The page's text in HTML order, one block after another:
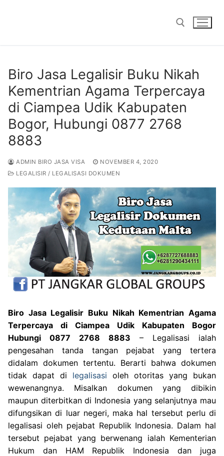
Biro Jasa Legalisir Buku Nikah
Kementrian Agama Terpercaya
di Ciampea Udik Kabupaten
Bogor, Hubungi 0877 2768
8883
ADMIN BIRO JASA VISA
NOVEMBER 4, 2020
LEGALISIR / LEGALISASI DOKUMEN
Biro Jasa Legalisir Buku Nikah Kementrian Agama
Terpercaya di Ciampea Udik Kabupaten Bogor
Hubungi 0877 2768 8883 – Legalisasi ialah
pengesahan tanda tangan pejabat yang tertera
didalam dokumen tertentu. Berarti bahwa dokumen
tidak dapat di legalisasi oleh otoritas yang bukan
wewenangnya. Misalkan dokumen yang dibikin
maupun diterbitkan di Indonesia yang selanjutnya mau
difungsikan di luar negeri, maka hal tersebut perlu di
legalisasi oleh pejabat Republik Indonesia. Dalam hal
tersebut pejabat yang berwenang ialah Kementerian
Hukum dan HAM Republik Indonesia dan juga